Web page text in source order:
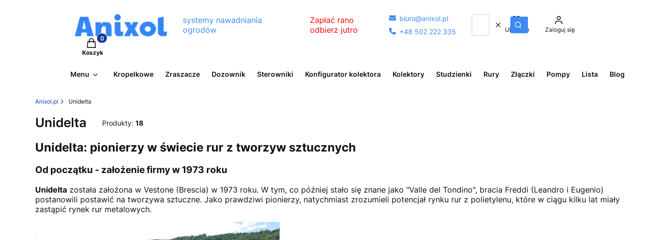
systemy nawadniania
ogrodów
Zapłać rano
odbierz jutro
 biuro@anixol.pl
 +48 502 222 335 WyczyśćSzukaj
Ulubione Zaloguj się
Produkty w koszyku: 0. Zobacz szczegóły
Koszyk
Menu Kropelkowe Zraszacze Dozownik Sterowniki Konfigurator kolektora Kolektory Studzienki Rury Złączki Pompy Lista Blog
Anixol.pl Unidelta
Unidelta Produkty: 18
Unidelta: pionierzy w świecie rur z tworzyw sztucznych
Od początku - założenie firmy w 1973 roku
Unidelta została założona w Vestone (Brescia) w 1973 roku. W tym, co później stało się znane jako "Valle del Tondino", bracia Freddi (Leandro i Eugenio)
postanowili postawić na tworzywa sztuczne. Jako prawdziwi pionierzy, natychmiast zrozumieli potencjał rynku rur z polietylenu, które w ciągu kilku lat miały
zastąpić rynek rur metalowych.